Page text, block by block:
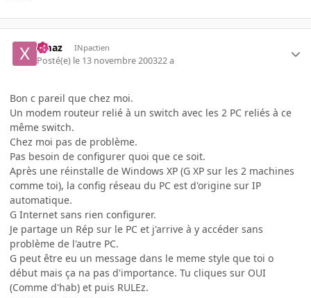
xmaz INpactien
Posté(e) le 13 novembre 200322 a
Bon c pareil que chez moi.
Un modem routeur relié à un switch avec les 2 PC reliés à ce
même switch.
Chez moi pas de problème.
Pas besoin de configurer quoi que ce soit.
Après une réinstalle de Windows XP (G XP sur les 2 machines
comme toi), la config réseau du PC est d'origine sur IP
automatique.
G Internet sans rien configurer.
Je partage un Rép sur le PC et j'arrive à y accéder sans
problème de l'autre PC.
G peut être eu un message dans le meme style que toi o
début mais ça na pas d'importance. Tu cliques sur OUI
(Comme d'hab) et puis RULEz.